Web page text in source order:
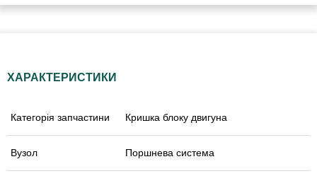
ХАРАКТЕРИСТИКИ
Категорія запчастини Кришка блоку двигуна
Вузол Поршнева система